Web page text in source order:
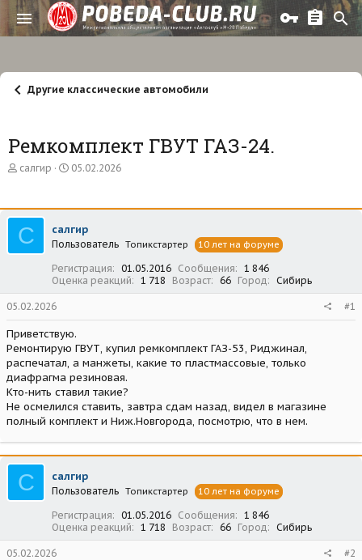
Другие классические автомобили
Ремкомплект ГВУТ ГАЗ-24.
А
о
р
т
е
салгир
Д
а
а
ч
л
а
05.02.2026
С салгир
Пользователь Топикстартер 10 лет на форуме
Регистрация 01.05.2016 Сообщения
1 846
Оценка реакций
1 718 Возраст 66 Город Сибирь
05.02.2026 #1
Приветствую.
Ремонтирую ГВУТ, купил ремкомплект ГАЗ-53, Риджинал,
распечатал, а манжеты, какие то пластмассовые, только
диафрагма резиновая.
Кто-нить ставил такие?
Не осмелился ставить, завтра сдам назад, видел в магазине
полный комплект и Ниж.Новгорода, посмотрю, что в нем.
С салгир
Пользователь Топикстартер 10 лет на форуме
Регистрация 01.05.2016 Сообщения
1 846
Оценка реакций
1 718 Возраст 66 Город Сибирь
05.02.2026 #2